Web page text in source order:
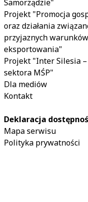
Samorządzie"
Projekt "Promocja
oraz działania
przyjaznych
eksportowania"
Projekt "Inter Silesia
sektora MŚP"
Dla mediów
Kontakt
Deklaracja
Mapa serwisu
Polityka prywatności